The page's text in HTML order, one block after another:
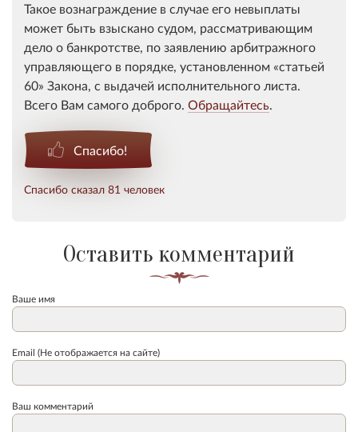
Такое вознаграждение в случае его невыплаты
может быть взыскано судом, рассматривающим
дело о банкротстве, по заявлению арбитражного
управляющего в порядке, установленном статьей
60 Закона, с выдачей исполнительного листа.
Всего Вам самого доброго. Обращайтесь.
Спасибо!
Спасибо сказал 81 человек
Оставить комментарий
Ваше имя
Email (Не отображается на сайте)
Ваш комментарий